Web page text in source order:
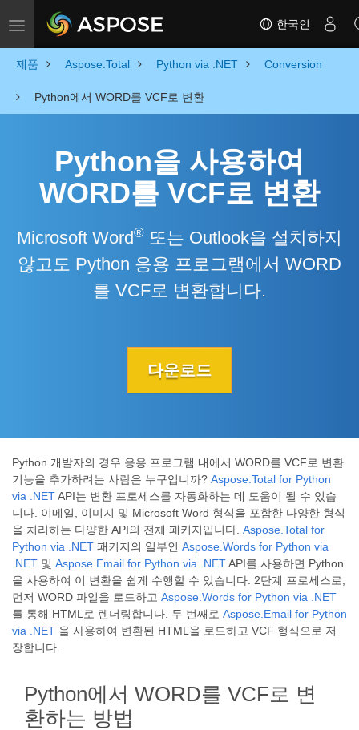
Toggle navigation 한국인
제품 Aspose.Total Python via .NET Conversion
Python에서 WORD를 VCF로 변환
Python을 사용하여
WORD를 VCF로 변환
Microsoft Word® 또는 Outlook을 설치하지
않고도 Python 응용 프로그램에서 WORD
를 VCF로 변환합니다.
다운로드
Python 개발자의 경우 응용 프로그램 내에서 WORD를 VCF로 변환
기능을 추가하려는 사람은 누구입니까? Aspose.Total for Python
via .NETAPI는 변환 프로세스를 자동화하는 데 도움이 될 수 있습
니다. 이메일, 이미지 및 Microsoft Word 형식을 포함한 다양한 형식
을 처리하는 다양한 API의 전체 패키지입니다. Aspose.Total for
Python via .NET 패키지의 일부인 Aspose.Words for Python via
.NET 및 Aspose.Email for Python via .NETAPI를 사용하면 Python
을 사용하여 이 변환을 쉽게 수행할 수 있습니다. 2단계 프로세스로,
먼저 WORD 파일을 로드하고 Aspose.Words for Python via .NET
를 통해 HTML로 렌더링합니다. 두 번째로 Aspose.Email for Python
via .NET 을 사용하여 변환된 HTML을 로드하고 VCF 형식으로 저
장합니다.
Python에서 WORD를 VCF로 변
환하는 방법